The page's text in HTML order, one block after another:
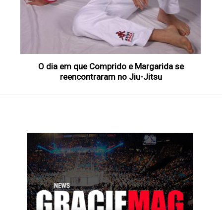
O dia em que Comprido e Margarida se
reencontraram no Jiu-Jitsu